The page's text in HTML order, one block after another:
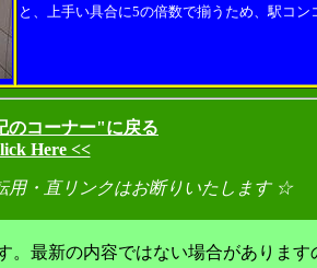
と、上手い具合に5の倍数で揃うため、駅コ
のコーナー"に戻る
Here <<
用・直リンクはお断りいたします ☆
。最新の内容ではない場合がありま